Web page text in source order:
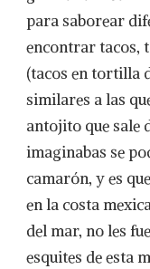
para saborear
encontrar tacos,
(tacos en tortilla
similares a las
antojito que sale
imaginabas se
camarón, y es
en la costa
del mar, no les
esquites de esta